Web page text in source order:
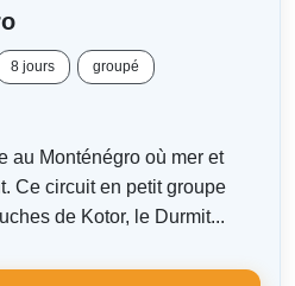
8 jours groupé
au Monténégro où mer et
Ce circuit en petit groupe
de Kotor, le Durmit...